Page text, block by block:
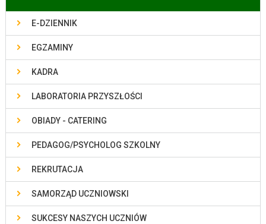
E-DZIENNIK
EGZAMINY
KADRA
LABORATORIA PRZYSZŁOŚCI
OBIADY - CATERING
PEDAGOG/PSYCHOLOG SZKOLNY
REKRUTACJA
SAMORZĄD UCZNIOWSKI
SUKCESY NASZYCH UCZNIÓW